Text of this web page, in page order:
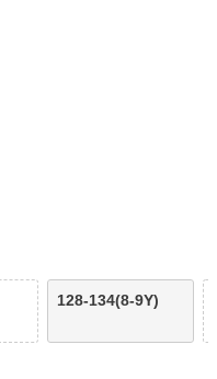
128-134(8-9Y)